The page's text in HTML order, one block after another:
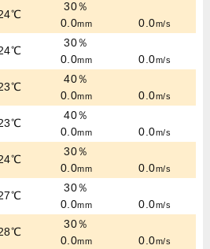
30％
0.0mm 0.0m/s
30％
0.0mm 0.0m/s
40％
0.0mm 0.0m/s
40％
0.0mm 0.0m/s
30％
0.0mm 0.0m/s
30％
0.0mm 0.0m/s
30％
0.0mm 0.0m/s